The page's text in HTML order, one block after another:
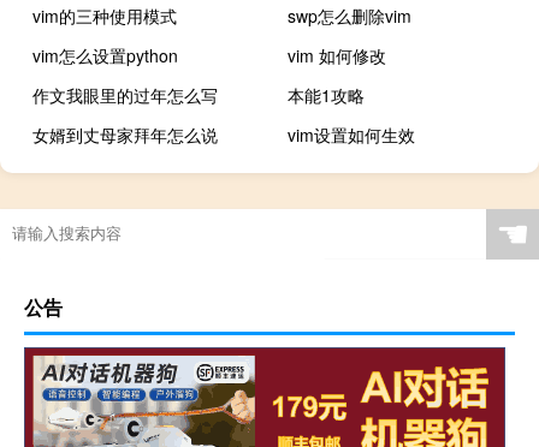
vim的三种使用模式
swp怎么删除vim
vim怎么设置python
vim 如何修改
作文我眼里的过年怎么写
本能1攻略
女婿到丈母家拜年怎么说
vim设置如何生效
☚
公告